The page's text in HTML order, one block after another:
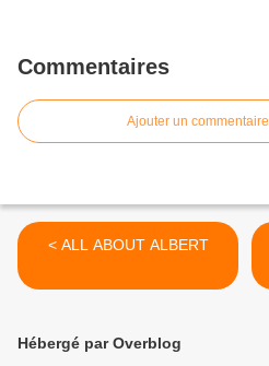
Commentaires
Ajouter un commentaire
< ALL ABOUT ALBERT
Hébergé par Overblog